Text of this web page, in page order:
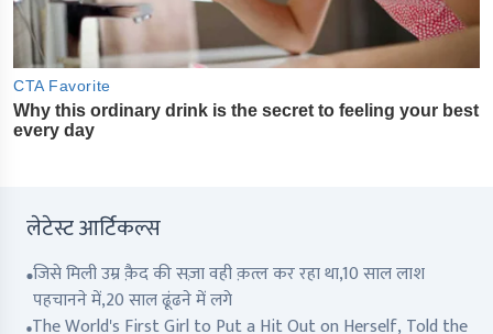
लेटेस्ट आर्टिकल्स
जिसे मिली उम्र क़ैद की सज़ा वही क़त्ल कर रहा था,10 साल लाश
पहचानने में,20 साल ढूंढने में लगे
The World's First Girl to Put a Hit Out on Herself, Told the